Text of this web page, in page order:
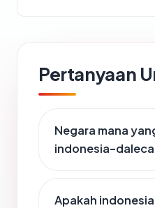
Pertanyaan
Negara mana
indonesia-
Apakah